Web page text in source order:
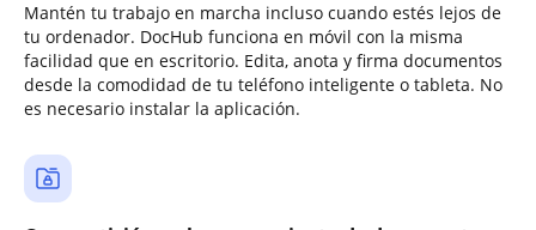
Mantén tu trabajo en marcha incluso cuando estés lejos de
tu ordenador. DocHub funciona en móvil con la misma
facilidad que en escritorio. Edita, anota y firma documentos
desde la comodidad de tu teléfono inteligente o tableta. No
es necesario instalar la aplicación.